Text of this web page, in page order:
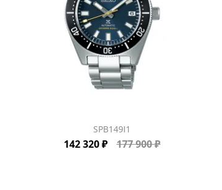
SPB149J1
142 320 ₽ 177 900 ₽